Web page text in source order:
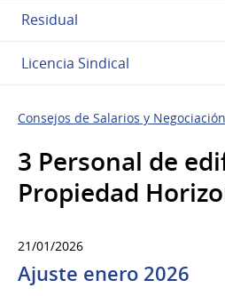
Residual
Licencia Sindical
Consejos de Salarios y
3 Personal de
Propiedad
21/01/2026
Ajuste enero 2026